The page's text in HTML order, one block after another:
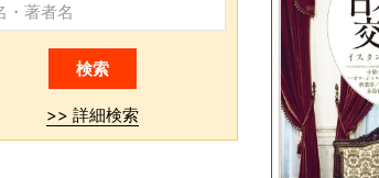
>> 詳細検索